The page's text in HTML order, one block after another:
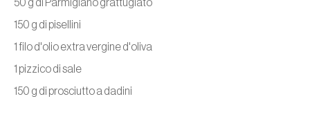
150 g di pisellini
1 filo d'olio extra vergine d'oliva
1 pizzico di sale
150 g di prosciutto a dadini